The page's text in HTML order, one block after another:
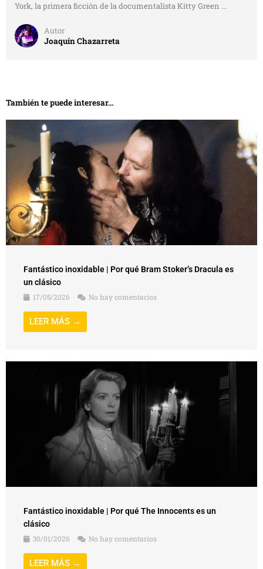
York, la primera ficción de la documentalista Kitty Green ...
Autor
Joaquín Chazarreta
También te puede interesar...
Fantástico inoxidable | Por qué Bram Stoker’s Dracula es
un clásico
17/05/2026
No hay comentarios
LEER MÁS →
Fantástico inoxidable | Por qué The Innocents es un
clásico
30/01/2026
No hay comentarios
LEER MÁS →